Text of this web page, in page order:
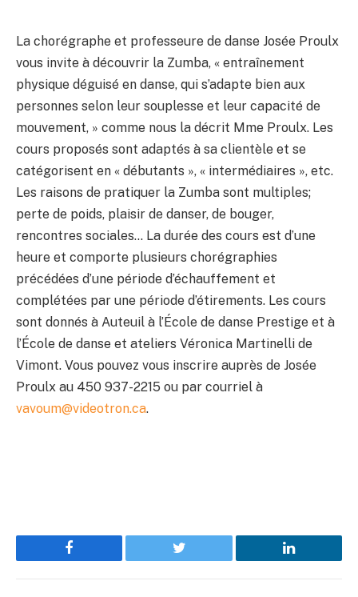
La chorégraphe et professeure de danse Josée Proulx
vous invite à découvrir la Zumba, « entraînement
physique déguisé en danse, qui s’adapte bien aux
personnes selon leur souplesse et leur capacité de
mouvement, » comme nous la décrit Mme Proulx. Les
cours proposés sont adaptés à sa clientèle et se
catégorisent en « débutants », « intermédiaires », etc.
Les raisons de pratiquer la Zumba sont multiples;
perte de poids, plaisir de danser, de bouger,
rencontres sociales… La durée des cours est d’une
heure et comporte plusieurs chorégraphies
précédées d’une période d’échauffement et
complétées par une période d’étirements. Les cours
sont donnés à Auteuil à l’École de danse Prestige et à
l’École de danse et ateliers Véronica Martinelli de
Vimont. Vous pouvez vous inscrire auprès de Josée
Proulx au 450 937-2215 ou par courriel à
vavoum@videotron.ca.
Facebook Twitter LinkedIn